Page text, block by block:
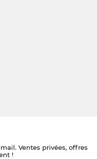
Ventes privées, offres
!